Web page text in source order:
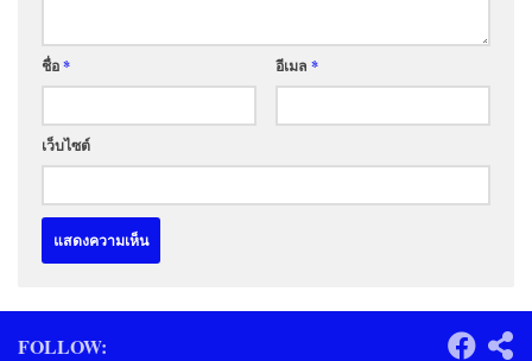
ชื่อ* อีเมล *
เว็บไซต์
FOLLOW: